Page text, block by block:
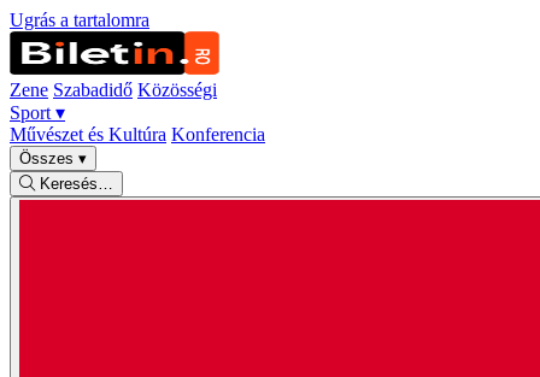
Ugrás a tartalomra
Zene Szabadidő Közösségi
Sport ▾
Művészet és Kultúra Konferencia
Összes ▾
Keresés…